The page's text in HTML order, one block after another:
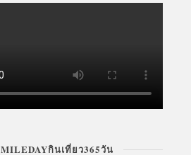
MILEDAYกินเที่ยว365วัน